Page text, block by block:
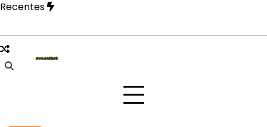
Skip
content
Recentes
Paulo na festa Tangerica antes de apresentação no Rock in